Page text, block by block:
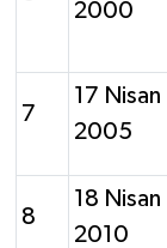
2000
7
17 Nisan
2005
8
18 Nisan
2010